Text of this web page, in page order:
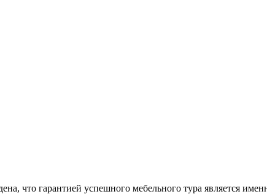
гарантией успешного мебельного тура является